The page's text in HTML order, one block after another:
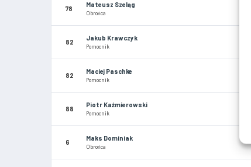
78
Mateusz Szeląg
Obrońca
82
Jakub Krawczyk
Pomocnik
82
Maciej Paschke
Pomocnik
88
Piotr Kaźmierowski
Pomocnik
6
Maks Dominiak
Obrońca